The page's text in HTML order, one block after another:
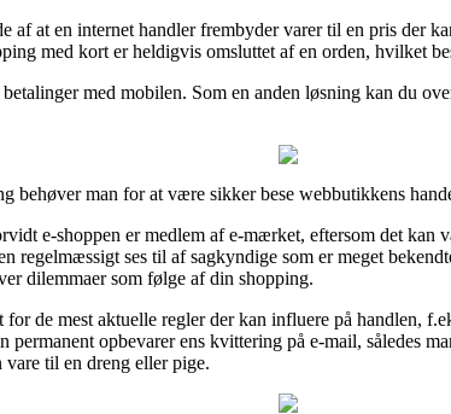
at en internet handler frembyder varer til en pris der
med kort er heldigvis omsluttet af en orden, hvilket
med mobilen. Som en anden løsning kan du
behøver man for at være sikker bese webbutikkens
e-shoppen er medlem af e-mærket, eftersom det
regelmæssigt ses til af sagkyndige som er meget
dilemmaer som følge af din shopping.
de mest aktuelle regler der kan influere på handlen,
permanent opbevarer ens kvittering på e-mail, således
til en dreng eller pige.